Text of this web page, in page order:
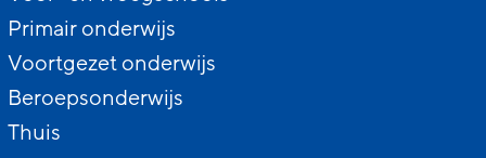
Primair onderwijs
Voortgezet onderwijs
Beroepsonderwijs
Thuis